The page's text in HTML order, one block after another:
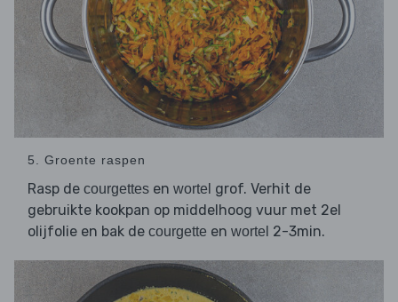
5. Groente raspen
Rasp de courgettes en wortel grof. Verhit de
gebruikte kookpan op middelhoog vuur met 2el
olijfolie en bak de courgette en wortel 2-3min.